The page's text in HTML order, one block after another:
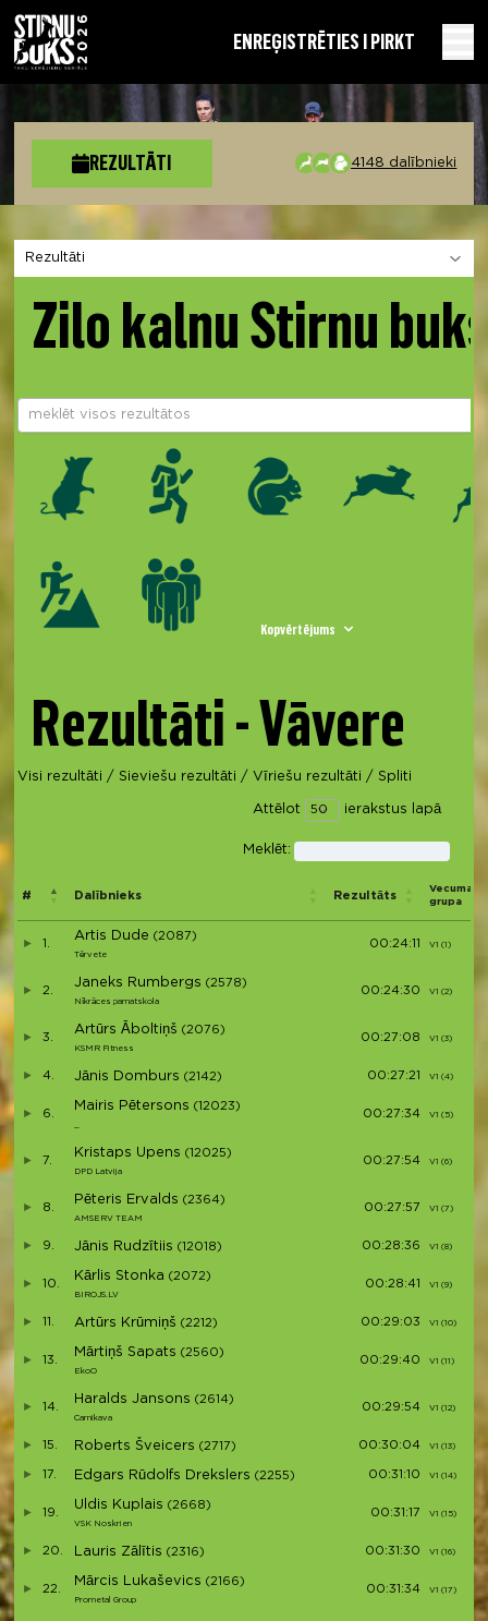
ENREĢISTRĒTIES I PIRKT
REZULTĀTI 4148 dalībnieki
Izvēlies sadaļu
Zilo kalnu Stirnu
Kopvērtējums
Rezultāti - Vāvere
Visi rezultāti / Sieviešu rezultāti / Vīriešu rezultāti / Spliti
Attēlot ierakstus lapā
Meklēt:
# Dalībnieks Rezultāts
Vecuma
grupa
1.
Artis Dude (2087)
Tērvete
00:24:11 V1 (1)
2.
Janeks Rumbergs (2578)
Nīkrāces pamatskola
00:24:30 V1 (2)
3.
Artūrs Āboltiņš (2076)
KSMR Fitness
00:27:08 V1 (3)
4. Jānis Domburs (2142) 00:27:21 V1 (4)
6.
Mairis Pētersons (12023)
00:27:34 V1 (5)
7.
Kristaps Upens (12025)
DPD Latvija
00:27:54 V1 (6)
8.
Pēteris Ervalds (2364)
AMSERV TEAM
00:27:57 V1 (7)
9. Jānis Rudzītiis (12018) 00:28:36 V1 (8)
10.
Kārlis Stonka (2072)
BIROJS.LV
00:28:41 V1 (9)
11. Artūrs Krūmiņš (2212) 00:29:03 V1 (10)
13.
Mārtiņš Sapats (2560)
EkoO
00:29:40 V1 (11)
14.
Haralds Jansons (2614)
Carnikava
00:29:54 V1 (12)
15. Roberts Šveicers (2717) 00:30:04 V1 (13)
17. Edgars Rūdolfs Drekslers (2255) 00:31:10 V1 (14)
19.
Uldis Kuplais (2668)
VSK Noskrien
00:31:17 V1 (15)
20. Lauris Zālītis (2316) 00:31:30 V1 (16)
22.
Mārcis Lukaševics (2166)
Prometal Group
00:31:34 V1 (17)